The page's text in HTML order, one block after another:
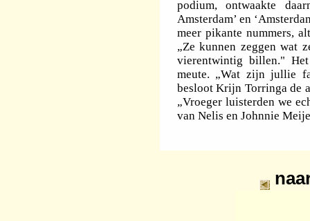
podium, ontwaakte
Amsterdam’ en
meer pikante nummers,
„Ze kunnen zeggen wat
vierentwintig billen."
meute. „Wat zijn jullie
besloot Krijn Torringa de
„Vroeger luisterden we
van Nelis en Johnnie